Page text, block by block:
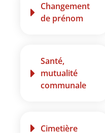
Changement
de prénom
Santé,
mutualité
communale
Cimetière